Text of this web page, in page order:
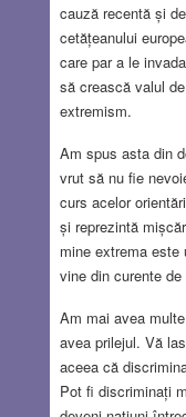
cauză recentă și
cetățeanului
care par a le
să crească valul
extremism.
Am spus asta din
vrut să nu fie
curs acelor
și reprezintă
mine extrema este
vine din curente
Am mai avea
avea prilejul. Vă
aceea că
Pot fi discriminați